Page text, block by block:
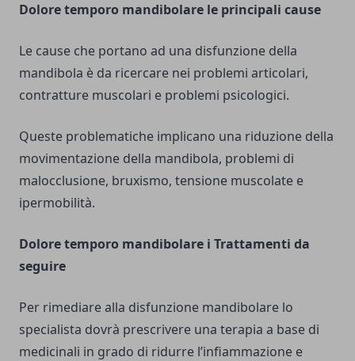
Dolore temporo mandibolare le principali cause
Le cause che portano ad una disfunzione della
mandibola è da ricercare nei problemi articolari,
contratture muscolari e problemi psicologici.
Queste problematiche implicano una riduzione della
movimentazione della mandibola, problemi di
malocclusione, bruxismo, tensione muscolate e
ipermobilità.
Dolore temporo mandibolare i Trattamenti da
seguire
Per rimediare alla disfunzione mandibolare lo
specialista dovrà prescrivere una terapia a base di
medicinali in grado di ridurre l’infiammazione e